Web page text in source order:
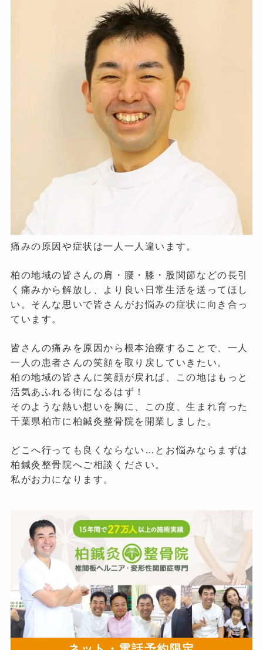
痛みの原因や症状は一人一人違います。
柏の地域の皆さんの肩・腰・膝・股関節などの長引
く痛みから解放し、より良い日常生活を送ってほし
い。そんな思いで皆さんがお悩みの症状に向き合っ
ています。
皆さんの痛みを原因から根本治療することで、一人
一人の患者さんの笑顔を取り戻していきたい。
柏の地域の皆さんに笑顔が戻れば、この地はもっと
活気あふれる街になるはず！
そのような熱い想いを胸に、この度、生まれ育った
千葉県柏市に柏鍼灸整骨院を開業しました。
どこへ行っても良くならない…とお悩みならまずは
柏鍼灸整骨院へご相談ください。
私がお力になります。